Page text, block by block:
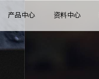
产品中心 资料中心